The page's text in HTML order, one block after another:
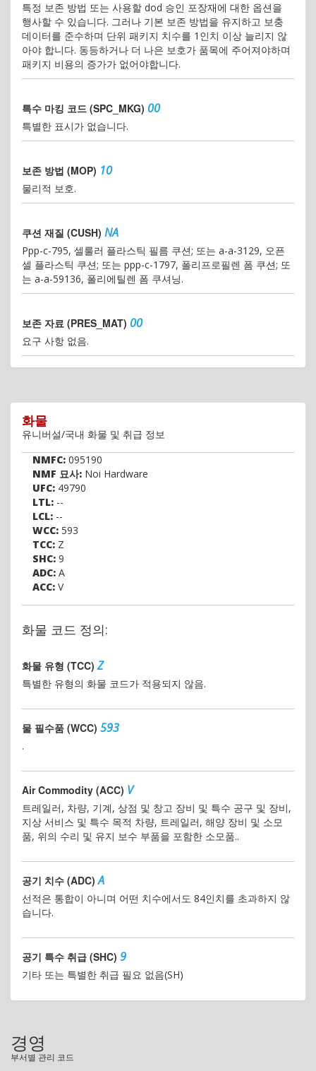
특정 보존 방법 또는 사용할 dod 승인 포장재에 대한 옵션을
행사할 수 있습니다. 그러나 기본 보존 방법을 유지하고 보충
데이터를 준수하며 단위 패키지 치수를 1인치 이상 늘리지 않
아야 합니다. 동등하거나 더 나은 보호가 품목에 주어져야하며
패키지 비용의 증가가 없어야합니다.
특수 마킹 코드 (SPC_MKG) 00
특별한 표시가 없습니다.
보존 방법 (MOP) 10
물리적 보호.
쿠션 재질 (CUSH) NA
Ppp-c-795, 셀룰러 플라스틱 필름 쿠션; 또는 a-a-3129, 오픈
셀 플라스틱 쿠션; 또는 ppp-c-1797, 폴리프로필렌 폼 쿠션; 또
는 a-a-59136, 폴리에틸렌 폼 쿠셔닝.
보존 자료 (PRES_MAT) 00
요구 사항 없음.
화물
유니버설/국내 화물 및 취급 정보
NMFC: 095190
NMF 묘사: Noi Hardware
UFC: 49790
LTL: --
LCL: --
WCC: 593
TCC: Z
SHC: 9
ADC: A
ACC: V
화물 코드 정의:
화물 유형 (TCC)Z
특별한 유형의 화물 코드가 적용되지 않음.
물 필수품 (WCC) 593
.
Air Commodity (ACC) V
트레일러, 차량, 기계, 상점 및 창고 장비 및 특수 공구 및 장비,
지상 서비스 및 특수 목적 차량, 트레일러, 해양 장비 및 소모
품, 위의 수리 및 유지 보수 부품을 포함한 소모품..
공기 치수 (ADC)A
선적은 통합이 아니며 어떤 치수에서도 84인치를 초과하지 않
습니다.
공기 특수 취급 (SHC) 9
기타 또는 특별한 취급 필요 없음(SH)
경영
부서별 관리 코드